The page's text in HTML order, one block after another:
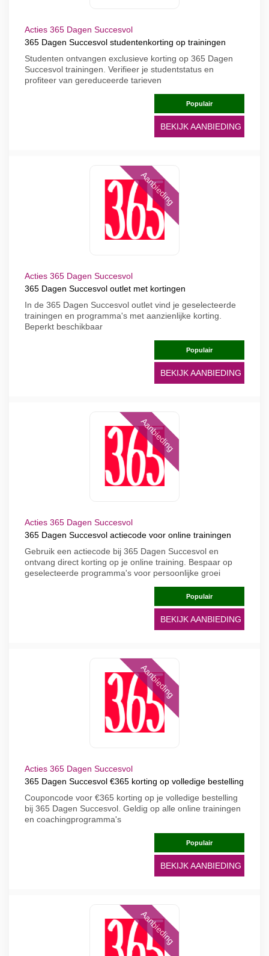
Acties 365 Dagen Succesvol
365 Dagen Succesvol studentenkorting op trainingen
Studenten ontvangen exclusieve korting op 365 Dagen
Succesvol trainingen. Verifieer je studentstatus en
profiteer van gereduceerde tarieven
Populair
BEKIJK AANBIEDING
Aanbieding
Acties 365 Dagen Succesvol
365 Dagen Succesvol outlet met kortingen
In de 365 Dagen Succesvol outlet vind je geselecteerde
trainingen en programma's met aanzienlijke korting.
Beperkt beschikbaar
Populair
BEKIJK AANBIEDING
Aanbieding
Acties 365 Dagen Succesvol
365 Dagen Succesvol actiecode voor online trainingen
Gebruik een actiecode bij 365 Dagen Succesvol en
ontvang direct korting op je online training. Bespaar op
geselecteerde programma's voor persoonlijke groei
Populair
BEKIJK AANBIEDING
Aanbieding
Acties 365 Dagen Succesvol
365 Dagen Succesvol €365 korting op volledige bestelling
Couponcode voor €365 korting op je volledige bestelling
bij 365 Dagen Succesvol. Geldig op alle online trainingen
en coachingprogramma's
Populair
BEKIJK AANBIEDING
Aanbieding